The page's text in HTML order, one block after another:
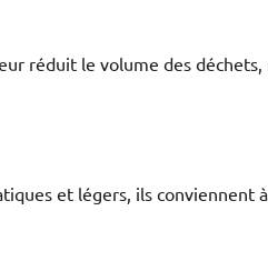
réduit le volume des
et légers, ils conviennent